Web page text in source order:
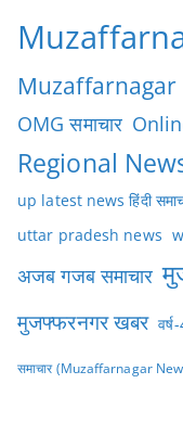
Muzaffarnagar
OMG समाचार
Regional
up latest news हिंदी
uttar pradesh news
अजब गजब समाचार
मुजफ्फरनगर खबर
समाचार (Muzaffarnagar